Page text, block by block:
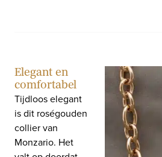
Elegant en
comfortabel
Tijdloos elegant
is dit roségouden
collier van
Monzario. Het